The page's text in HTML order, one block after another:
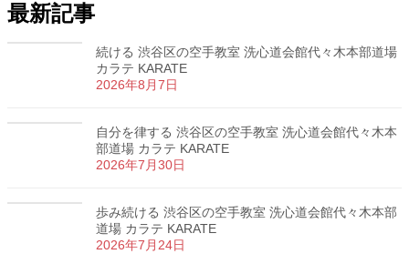
最新記事
続ける 渋谷区の空手教室 洗心道会館代々木本部道場
カラテ KARATE
2026年8月7日
自分を律する 渋谷区の空手教室 洗心道会館代々木本
部道場 カラテ KARATE
2026年7月30日
歩み続ける 渋谷区の空手教室 洗心道会館代々木本部
道場 カラテ KARATE
2026年7月24日